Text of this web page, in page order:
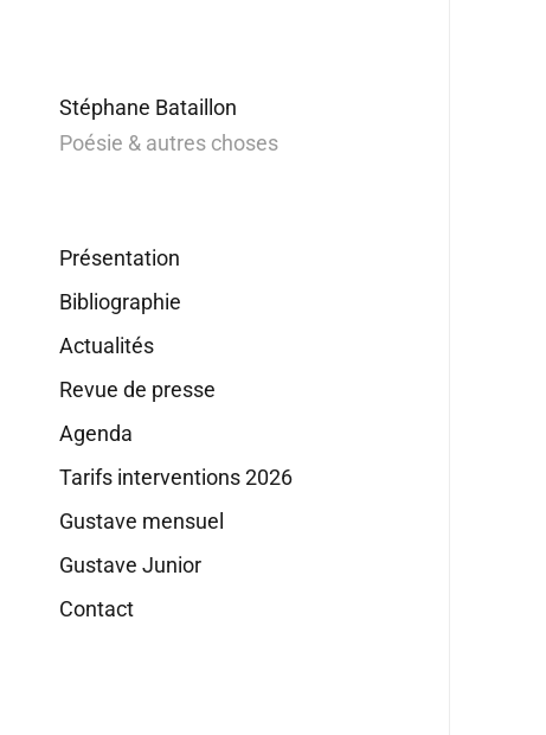
Stéphane Bataillon
Poésie & autres choses
Présentation
Bibliographie
Actualités
Revue de presse
Agenda
Tarifs interventions 2026
Gustave mensuel
Gustave Junior
Contact